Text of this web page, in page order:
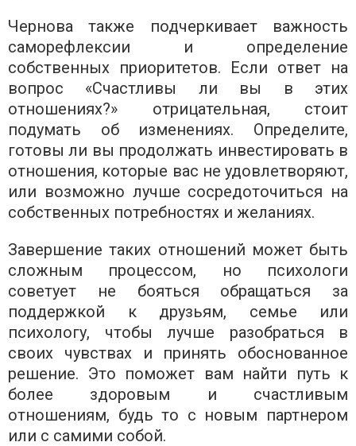
Чернова также подчеркивает важность
саморефлексии и определение
собственных приоритетов. Если ответ на
вопрос «Счастливы ли вы в этих
отношениях?» отрицательная, стоит
подумать об изменениях. Определите,
готовы ли вы продолжать инвестировать в
отношения, которые вас не удовлетворяют,
или возможно лучше сосредоточиться на
собственных потребностях и желаниях.
Завершение таких отношений может быть
сложным процессом, но психологи
советует не бояться обращаться за
поддержкой к друзьям, семье или
психологу, чтобы лучше разобраться в
своих чувствах и принять обоснованное
решение. Это поможет вам найти путь к
более здоровым и счастливым
отношениям, будь то с новым партнером
или с самими собой.